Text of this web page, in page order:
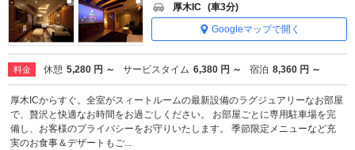
厚木IC (車3分)
Googleマップで開く
料金 休憩 5,280 円 ～ サービスタイム 6,380 円 ～ 宿泊 8,360 円 ～
厚木ICからすぐ。全室がスィートルームの最新設備のラグジュアリーなお部屋
で、贅沢と快適なお時間をお過ごしください。 お部屋ごとに専用駐車場を完
備し、お客様のプライバシーをお守りいたします。 季節限定メニューなど充
実のお食事＆デザートもご...